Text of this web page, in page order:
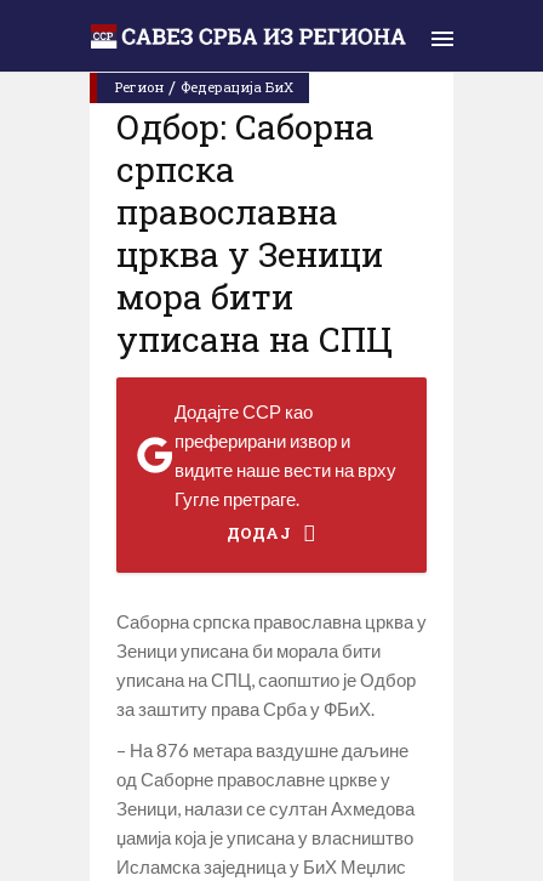
Регион / Федерација БиХ
Одбор: Саборна
српска
православна
црква у Зеници
мора бити
уписана на СПЦ
Додајте ССР као
преферирани извор и
видите наше вести на врху
Гугле претраге.
ДОДАЈ
Саборна српска православна црква у
Зеници уписана би морала бити
уписана на СПЦ, саопштио је Одбор
за заштиту права Срба у ФБиХ.
– На 876 метара ваздушне даљине
од Саборне православне цркве у
Зеници, налази се султан Ахмедова
џамија која је уписана у власништво
Исламска заједница у БиХ Меџлис